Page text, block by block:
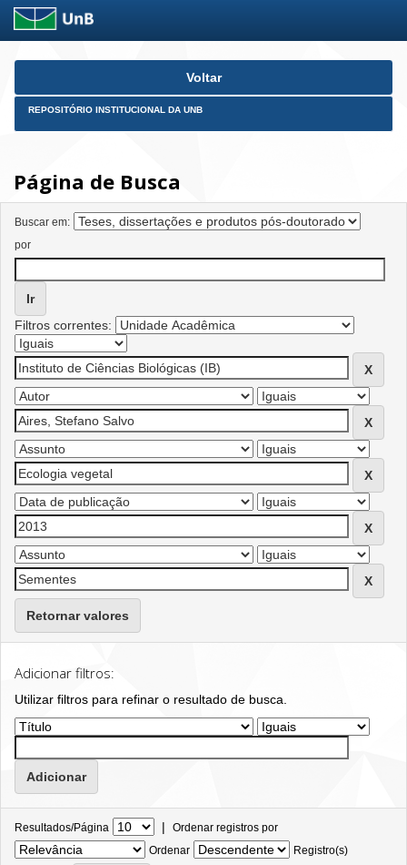
Skip
Voltar
REPOSITÓRIO INSTITUCIONAL DA UNB
Página de Busca
Buscar em:
por
Filtros correntes:
Retornar valores
Adicionar filtros:
Utilizar filtros para refinar o resultado de busca.
Resultados/Página | Ordenar registros por
Ordenar
Registro(s)